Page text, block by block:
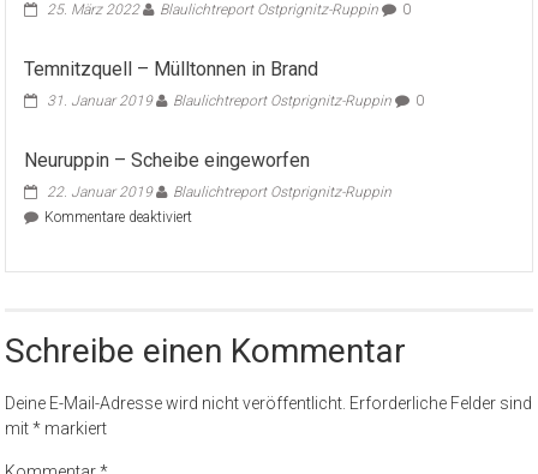
25. März 2022 Blaulichtreport Ostprignitz-Ruppin 0
Temnitzquell – Mülltonnen in Brand
31. Januar 2019 Blaulichtreport Ostprignitz-Ruppin 0
Neuruppin – Scheibe eingeworfen
22. Januar 2019
Blaulichtreport Ostprignitz-Ruppin
Kommentare deaktiviertfür
Schreibe einen Kommentar
Deine E-Mail-Adresse wird nicht veröffentlicht. Erforderliche Felder sind
mit* markiert